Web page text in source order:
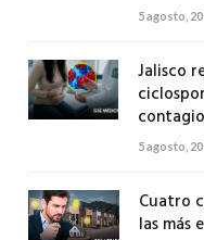
5 agosto,
Jalisco
5 agosto,
Cuatro
las más